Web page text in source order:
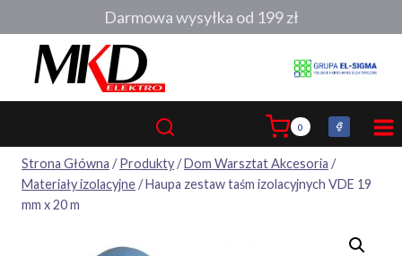
do
0
Strona Główna / Produkty/Dom Warsztat Akcesoria /
Materiały izolacyjne/Haupa zestaw taśm izolacyjnych VDE 19
mm x 20 m
Darmowa wysyłka od 199 zł